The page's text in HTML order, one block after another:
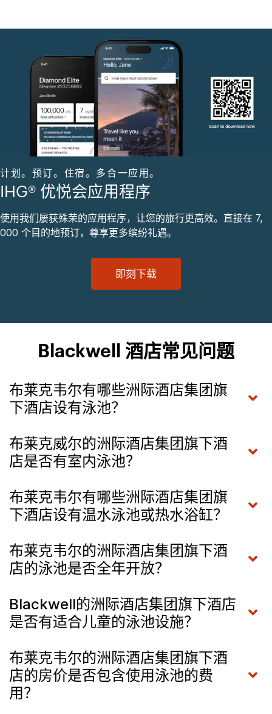
计划。预订。住宿。多合一应用。
IHG® 优悦会应用程序
使用我们屡获殊荣的应用程序，让您的旅行更高效。直接在 7,
000 个目的地预订，尊享更多缤纷礼遇。
即刻下载
Blackwell 酒店常见问题
布莱克韦尔有哪些洲际酒店集团旗
下酒店设有泳池？
布莱克威尔的洲际酒店集团旗下酒
店是否有室内泳池？
布莱克韦尔有哪些洲际酒店集团旗
下酒店设有温水泳池或热水浴缸？
布莱克韦尔的洲际酒店集团旗下酒
店的泳池是否全年开放？
Blackwell的洲际酒店集团旗下酒店
是否有适合儿童的泳池设施？
布莱克韦尔的洲际酒店集团旗下酒
店的房价是否包含使用泳池的费
用？